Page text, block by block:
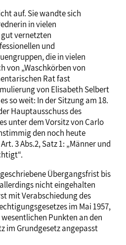
auf. Sie wandte sich
in vielen
vernetzten
und
die in vielen
von „Waschkörben von
Rat fast
von Elisabeth Selbert
so weit: In der Sitzung am 18.
Hauptausschuss des
unter dem Vorsitz von Carlo
den noch heute
3 Abs.2, Satz 1: „Männer und
Übergangsfrist bis
nicht eingehalten
mit Verabschiedung des
im Mai 1957,
Punkten an den
im Grundgesetz angepasst